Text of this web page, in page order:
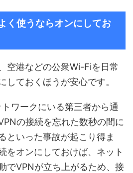
く使うならオンにしてお
空港などの公衆Wi-Fiを日常
しておくほうが安心です。
ワークにいる第三者から通
の接続を忘れた数秒の間に
といった事故が起こり得ま
をオンにしておけば、ネット
でVPNが立ち上がるため、接